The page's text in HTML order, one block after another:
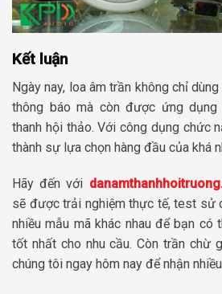
Kết luận
Ngày nay, loa âm trần không chỉ
thông báo mà còn được ứng
thanh hội thảo. Với công dụng chức
thành sự lựa chọn hàng đầu của khá
Hãy đến với
sẽ được trải nghiệm thực tế, test sử
nhiều mẫu mã khác nhau để bạn
tốt nhất cho nhu cầu. Còn trần chừ
chúng tôi ngay hôm nay để nhận